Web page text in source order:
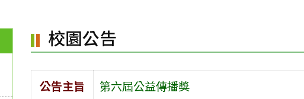
校園公告
公告主旨
第六屆公益傳播獎